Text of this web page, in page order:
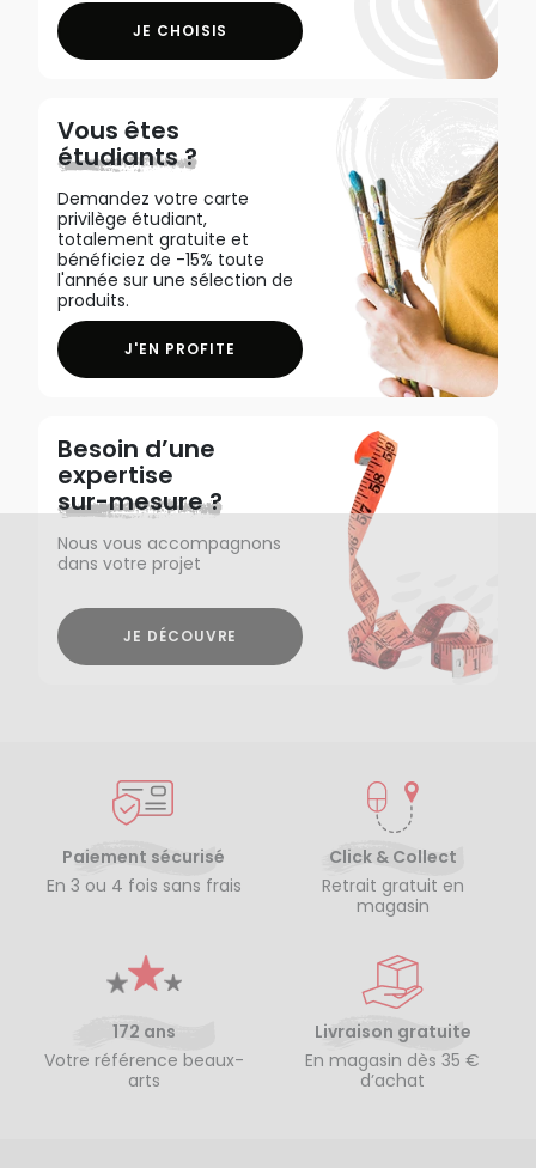
JE CHOISIS
Vous êtes
étudiants ?
Demandez votre carte
privilège étudiant,
totalement gratuite et
bénéficiez de -15% toute
l'année sur une sélection de
produits.
J'EN PROFITE
Besoin d’une
expertise
sur-mesure ?
Nous vous accompagnons
dans votre projet
JE DÉCOUVRE
Paiement sécurisé
En 3 ou 4 fois sans frais
Click & Collect
Retrait gratuit en
magasin
172 ans
Votre référence beaux-
arts
Livraison gratuite
En magasin dès 35 €
d’achat